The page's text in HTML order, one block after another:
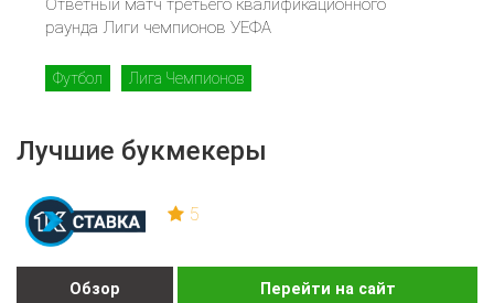
Лучшие букмекеры
5
Обзор Перейти на сайт
Ответный матч третьего квалификационного
раунда Лиги чемпионов УЕФА
Футбол Лига Чемпионов